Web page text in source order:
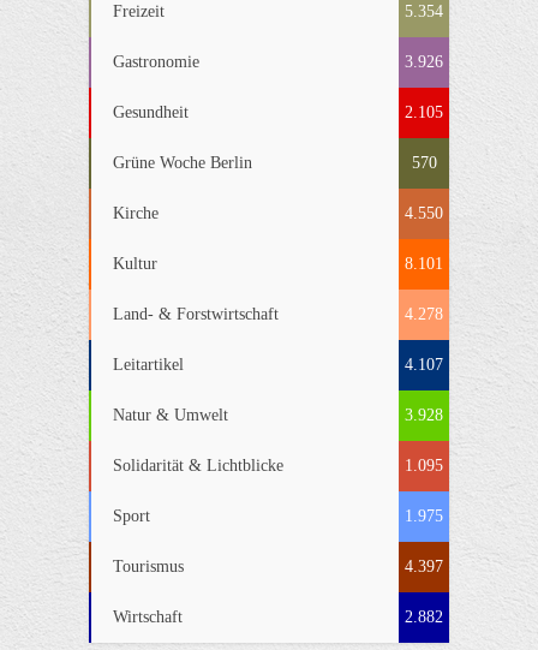
Freizeit 5.354
Gastronomie 3.926
Gesundheit 2.105
Grüne Woche Berlin 570
Kirche 4.550
Kultur 8.101
Land- & Forstwirtschaft 4.278
Leitartikel 4.107
Natur & Umwelt 3.928
Solidarität & Lichtblicke 1.095
Sport 1.975
Tourismus 4.397
Wirtschaft 2.882